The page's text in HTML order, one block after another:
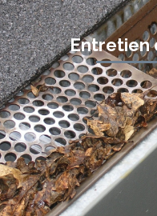
Entretien